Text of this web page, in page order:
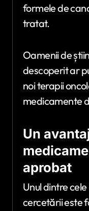
formele de
tratat.
Oamenii de
descoperit ar
noi terapii
medicamente
Un
aprobat
Unul dintre
cercetării este